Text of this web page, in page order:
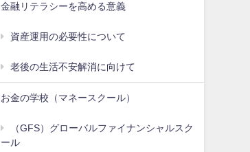
金融リテラシーを高める意義
資産運用の必要性について
老後の生活不安解消に向けて
お金の学校（マネースクール）
（GFS）グローバルファイナンシャルスク
ール